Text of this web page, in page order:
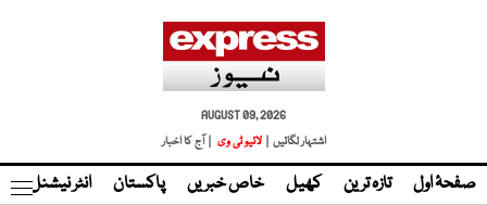
AUGUST 09, 2026
اشتہار لگائیں |
لائیو ٹی وی | آج کا اخبار
صفحۂ اول تازہ ترین کھیل خاص خبریں پاکستان انٹر نیشنل